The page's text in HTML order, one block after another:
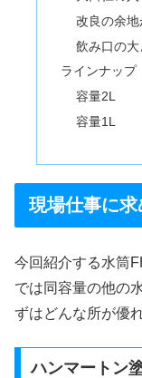
改良の余
飲み口の大
ラインナップ
容量2L
容量1L
現場仕事に
今回紹介する水筒
では同容量の他の
ずはどんな所が優
ハンマートン